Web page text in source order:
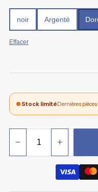
noir Argenté
Effacer
Stock limitéDernières
− +